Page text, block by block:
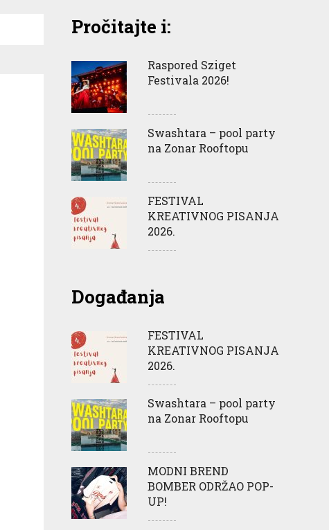
Pročitajte i:
Raspored Sziget
Festivala 2026!
Swashtara – pool party
na Zonar Rooftopu
FESTIVAL
KREATIVNOG PISANJA
2026.
Događanja
FESTIVAL
KREATIVNOG PISANJA
2026.
Swashtara – pool party
na Zonar Rooftopu
MODNI BREND
BOMBER ODRŽAO POP-
UP!